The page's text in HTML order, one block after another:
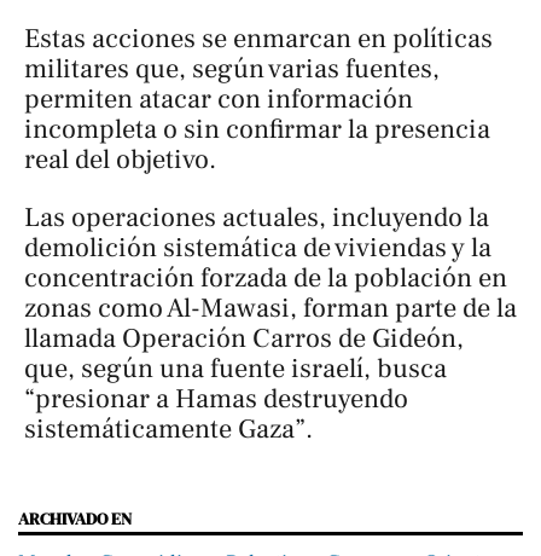
Estas acciones se enmarcan en políticas
militares que, según varias fuentes,
permiten atacar con información
incompleta o sin confirmar la presencia
real del objetivo.
Las operaciones actuales, incluyendo la
demolición sistemática de viviendas y la
concentración forzada de la población en
zonas como Al-Mawasi, forman parte de la
llamada Operación Carros de Gideón,
que, según una fuente israelí, busca
“presionar a Hamas destruyendo
sistemáticamente Gaza”.
ARCHIVADO EN